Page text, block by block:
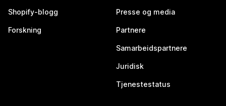
Shopify-blogg
Forskning
Presse og media
Partnere
Samarbeidspartnere
Juridisk
Tjenestestatus